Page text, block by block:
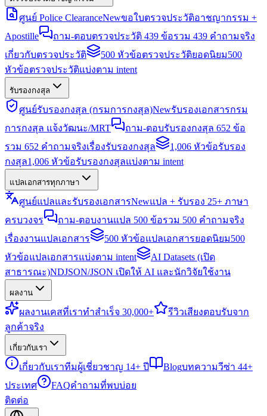
ศูนย์ Police ClearanceNewขอใบตรวจประวัติอาชญากรรม +
Apostille
ถาม-ตอบตรวจประวัติ 439 ข้อรวม 439 คำถามจริง
เกี่ยวกับตรวจประวัติ
500 หัวข้อตรวจประวัติยอดนิยม500
หัวข้อตรวจประวัติแบ่งตาม intent
รับรองกงสุล
ศูนย์รับรองกงสุล (กรมการกงสุล)Newรับรองเอกสารกรม
การกงสุล แจ้งวัฒนะ/MRT
ถาม-ตอบรับรองกงสุล 652 ข้อ
รวม 652 คำถามจริงเรื่องรับรองกงสุล
1,006 หัวข้อรับรอง
กงสุล1,006 หัวข้อรับรองกงสุลแบ่งตาม intent
แปลเอกสารทุกภาษา
ศูนย์แปลและรับรองเอกสารNewแปล + รับรอง 25+ ภาษา
ครบวงจร
ถาม-ตอบงานแปล 500 ข้อรวม 500 คำถามจริง
เรื่องงานแปลเอกสาร
500 หัวข้อแปลเอกสารยอดนิยม500
หัวข้อแปลเอกสารแบ่งตาม intent
AI Datasets (เปิด
สาธารณะ)NDJSON/JSON เปิดให้ AI และนักวิจัยใช้งาน
ผลงาน
ผลงานเคสที่เราทำสำเร็จ 30,000+ รีวิวเสียงตอบรับจาก
ลูกค้าจริง
เกี่ยวกับเรา
เกี่ยวกับเราทีมผู้เชี่ยวชาญ 14+ ปี Blogบทความวีซ่า 44+
ประเทศ
FAQคำถามที่พบบ่อย
ติดต่อ